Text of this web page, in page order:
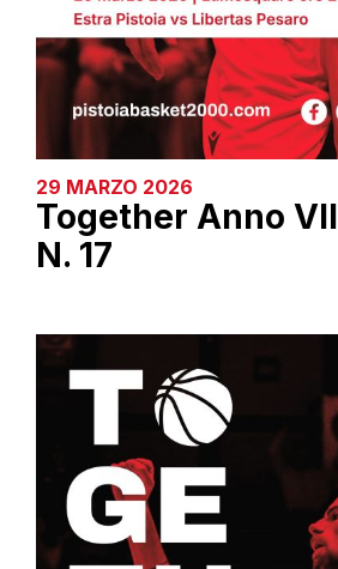
29 MARZO 2026
Together Anno VII
N. 17